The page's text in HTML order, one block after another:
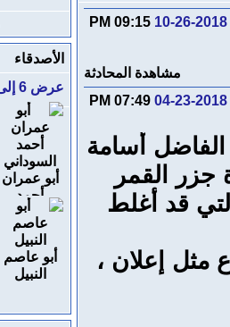
10-26-2018
09:15 PM
مشاهدة المحادثة
04-23-2018
07:49 PM
الفاضل أسامة
جزر القمر
قد أغلط
مثل إعلان ،
الأصدقاء
عرض 6 إلى 99 من الأصدقاء
أبو عمران
أحمد
السوداني
أبو عاصم
النبيل